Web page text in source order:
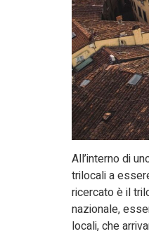
All’interno di
trilocali a
ricercato è il
nazionale,
locali, che